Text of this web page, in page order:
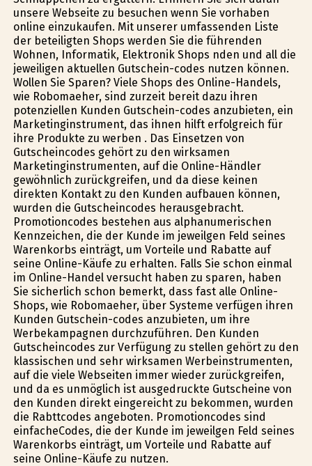
unsere Webseite zu besuchen wenn Sie vorhaben
online einzukaufen. Mit unserer umfassenden Liste
der beteiligten Shops werden Sie die führenden
Wohnen, Informatik, Elektronik Shops finden und all die
jeweiligen aktuellen Gutschein-codes nutzen können.
Wollen Sie Sparen? Viele Shops des Online-Handels,
wie Robomaeher, sind zurzeit bereit dazu ihren
potenziellen Kunden Gutschein-codes anzubieten, ein
Marketinginstrument, das ihnen hilft erfolgreich für
ihre Produkte zu werben . Das Einsetzen von
Gutscheincodes gehört zu den wirksamen
Marketinginstrumenten, auf die Online-Händler
gewöhnlich zurückgreifen, und da diese keinen
direkten Kontakt zu den Kunden aufbauen können,
wurden die Gutscheincodes herausgebracht.
Promotioncodes bestehen aus alphanumerischen
Kennzeichen, die der Kunde im jeweilgen Feld seines
Warenkorbs einträgt, um Vorteile und Rabatte auf
seine Online-Käufe zu erhalten. Falls Sie schon einmal
im Online-Handel versucht haben zu sparen, haben
Sie sicherlich schon bemerkt, dass fast alle Online-
Shops, wie Robomaeher, über Systeme verfügen ihren
Kunden Gutschein-codes anzubieten, um ihre
Werbekampagnen durchzuführen. Den Kunden
Gutscheincodes zur Verfügung zu stellen gehört zu den
klassischen und sehr wirksamen Werbeinstrumenten,
auf die viele Webseiten immer wieder zurückgreifen,
und da es unmöglich ist ausgedruckte Gutscheine von
den Kunden direkt eingereicht zu bekommen, wurden
die Rabttcodes angeboten. Promotioncodes sind
einfacheCodes, die der Kunde im jeweilgen Feld seines
Warenkorbs einträgt, um Vorteile und Rabatte auf
seine Online-Käufe zu nutzen.